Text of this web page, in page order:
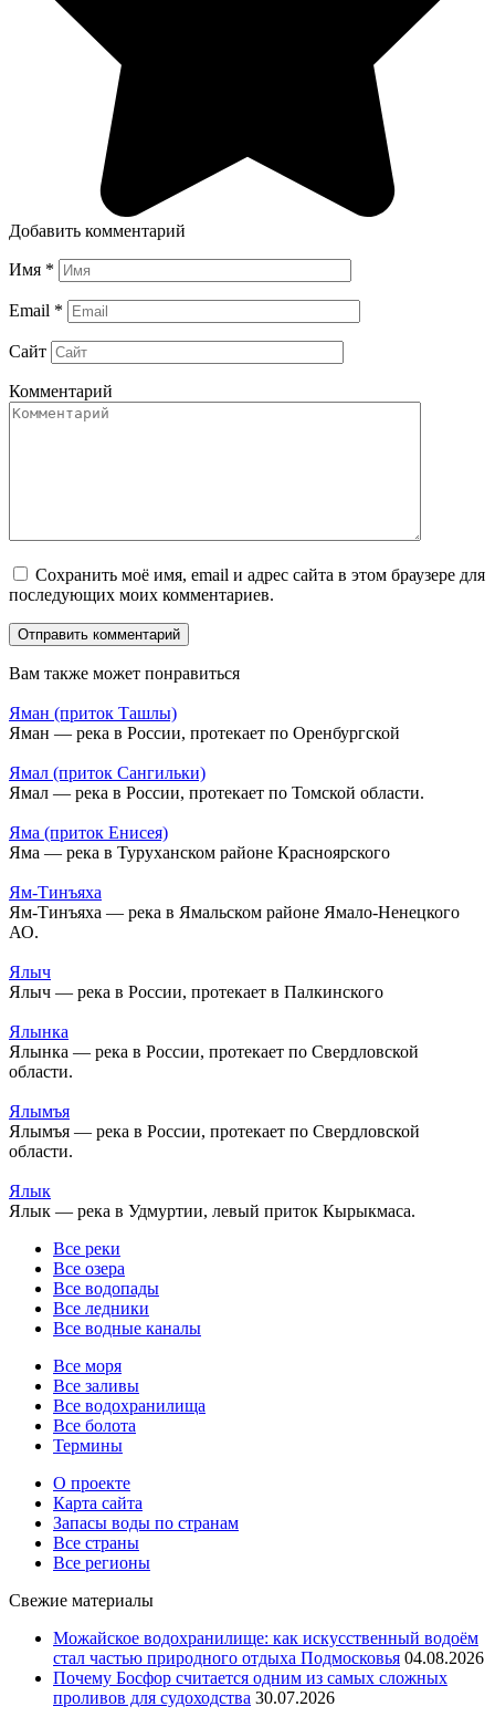
Добавить комментарий
Имя *
Email *
Сайт
Комментарий
Сохранить моё имя, email и адрес сайта в этом браузере для
последующих моих комментариев.
Вам также может понравиться
Яман (приток Ташлы)
Яман — река в России, протекает по Оренбургской
Ямал (приток Сангильки)
Ямал — река в России, протекает по Томской области.
Яма (приток Енисея)
Яма — река в Туруханском районе Красноярского
Ям-Тинъяха
Ям-Тинъяха — река в Ямальском районе Ямало-Ненецкого
АО.
Ялыч
Ялыч — река в России, протекает в Палкинского
Ялынка
Ялынка — река в России, протекает по Свердловской
области.
Ялымъя
Ялымъя — река в России, протекает по Свердловской
области.
Ялык
Ялык — река в Удмуртии, левый приток Кырыкмаса.
Все реки
Все озера
Все водопады
Все ледники
Все водные каналы
Все моря
Все заливы
Все водохранилища
Все болота
Термины
О проекте
Карта сайта
Запасы воды по странам
Все страны
Все регионы
Свежие материалы
Можайское водохранилище: как искусственный водоём
стал частью природного отдыха Подмосковья 04.08.2026
Почему Босфор считается одним из самых сложных
проливов для судоходства 30.07.2026